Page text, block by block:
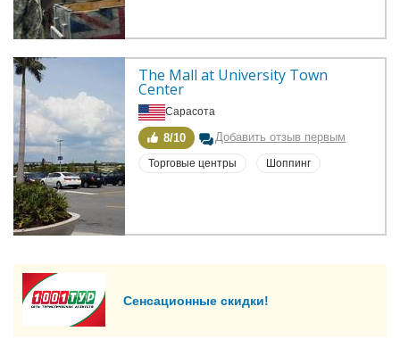
The Mall at University Town
Center
Сарасота
8/10 Добавить отзыв первым
Торговые центры Шоппинг
Сенсационные скидки!